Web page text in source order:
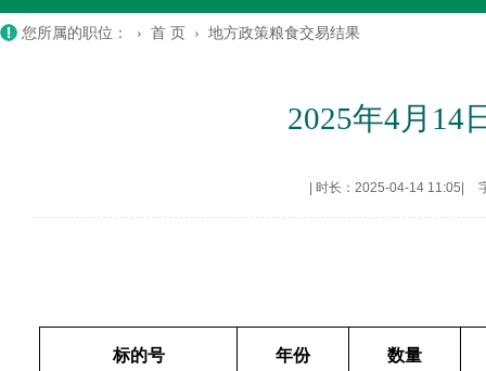
您所属的职位： › 首 页 › 地方政策粮食交易结果
2025年4月14
时长：2025-04-14 11:05
标的号 年份 数量